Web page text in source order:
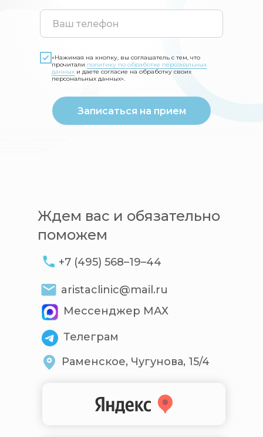
«Нажимая на кнопку, вы соглашатель с тем, что
прочитали политику по обработке персональных
данных и даете согласие на обработку своих
персональных данных».
Записаться на прием
Раменское, Чугунова, 15/4
aristaclinic@mail.ru
Мессенджер МАХ
Телеграм
+7 (495) 568–19–44
Ждем вас и обязательно
поможем